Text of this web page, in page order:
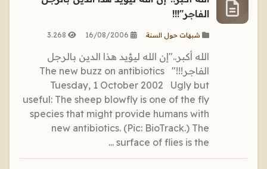
الفاجر"!!!
شبهات حول السنة 16/08/2006
3.268
الله أكبر.."إن الله ليؤيد هذا الدين بالرجل
الفاجر!!!" The new buzz on antibiotics
Tuesday, 1 October 2002 Ugly but
useful: The sheep blowfly is one of the fly
species that might provide humans with
new antibiotics. (Pic: BioTrack.) The
surface of flies is the ...